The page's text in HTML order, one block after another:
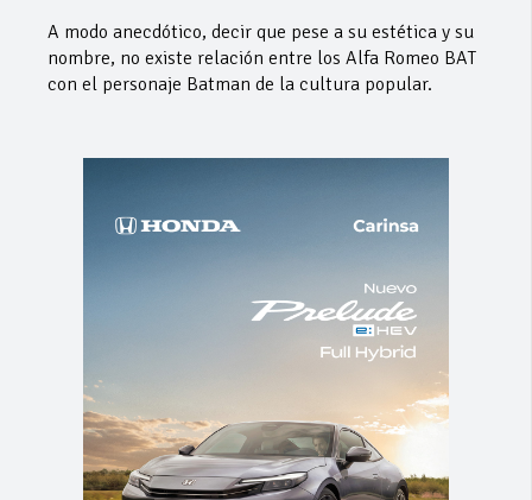
A modo anecdótico, decir que pese a su estética y su
nombre, no existe relación entre los Alfa Romeo BAT
con el personaje Batman de la cultura popular.